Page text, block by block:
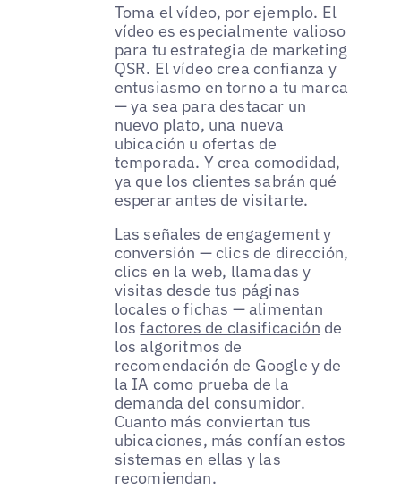
Toma el vídeo, por ejemplo. El
vídeo es especialmente valioso
para tu estrategia de marketing
QSR. El vídeo crea confianza y
entusiasmo en torno a tu marca
— ya sea para destacar un
nuevo plato, una nueva
ubicación u ofertas de
temporada. Y crea comodidad,
ya que los clientes sabrán qué
esperar antes de visitarte.
Las señales de engagement y
conversión — clics de dirección,
clics en la web, llamadas y
visitas desde tus páginas
locales o fichas — alimentan
losfactores de clasificación de
los algoritmos de
recomendación de Google y de
la IA como prueba de la
demanda del consumidor.
Cuanto más conviertan tus
ubicaciones, más confían estos
sistemas en ellas y las
recomiendan.